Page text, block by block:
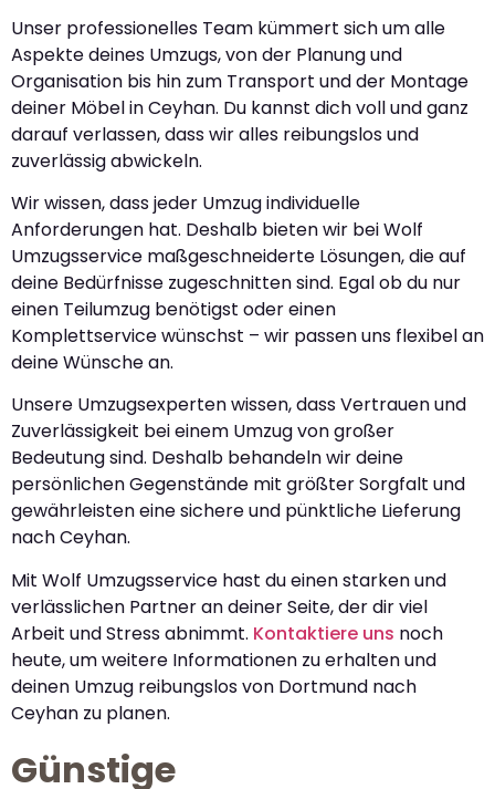
Unser professionelles Team kümmert sich um alle
Aspekte deines Umzugs, von der Planung und
Organisation bis hin zum Transport und der Montage
deiner Möbel in Ceyhan. Du kannst dich voll und ganz
darauf verlassen, dass wir alles reibungslos und
zuverlässig abwickeln.
Wir wissen, dass jeder Umzug individuelle
Anforderungen hat. Deshalb bieten wir bei Wolf
Umzugsservice maßgeschneiderte Lösungen, die auf
deine Bedürfnisse zugeschnitten sind. Egal ob du nur
einen Teilumzug benötigst oder einen
Komplettservice wünschst – wir passen uns flexibel an
deine Wünsche an.
Unsere Umzugsexperten wissen, dass Vertrauen und
Zuverlässigkeit bei einem Umzug von großer
Bedeutung sind. Deshalb behandeln wir deine
persönlichen Gegenstände mit größter Sorgfalt und
gewährleisten eine sichere und pünktliche Lieferung
nach Ceyhan.
Mit Wolf Umzugsservice hast du einen starken und
verlässlichen Partner an deiner Seite, der dir viel
Arbeit und Stress abnimmt. Kontaktiere uns noch
heute, um weitere Informationen zu erhalten und
deinen Umzug reibungslos von Dortmund nach
Ceyhan zu planen.
Günstige